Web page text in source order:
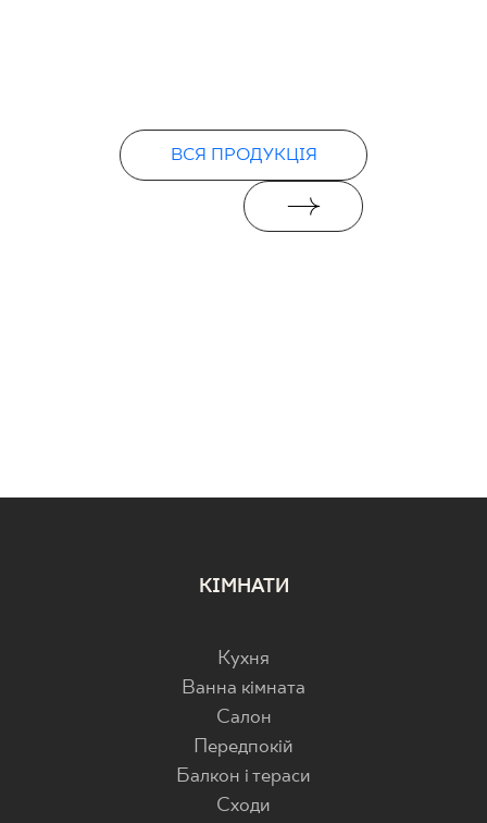
ВСЯ ПРОДУКЦІЯ
КІМНАТИ
Кухня
Ванна кімната
Салон
Передпокій
Балкон і тераси
Cходи